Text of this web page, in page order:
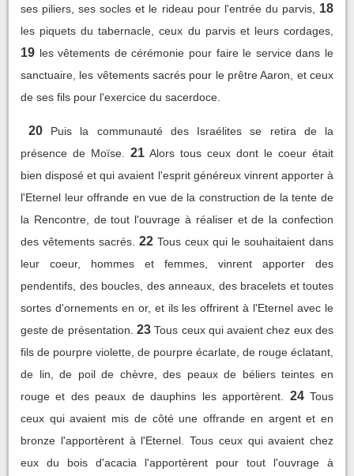
ses piliers, ses socles et le rideau pour l'entrée du parvis,
18
les piquets du tabernacle, ceux du parvis et leurs cordages,
19 les vêtements de cérémonie pour faire le service dans le
sanctuaire, les vêtements sacrés pour le prêtre Aaron, et ceux
de ses fils pour l'exercice du sacerdoce.
20
Puis la communauté des Israélites se retira de la
présence de Moïse.
21 Alors tous ceux dont le coeur était
bien disposé et qui avaient l'esprit généreux vinrent apporter à
l'Eternel leur offrande en vue de la construction de la tente de
la Rencontre, de tout l'ouvrage à réaliser et de la confection
des vêtements sacrés. 22 Tous ceux qui le souhaitaient dans
leur coeur, hommes et femmes, vinrent apporter des
pendentifs, des boucles, des anneaux, des bracelets et toutes
sortes d'ornements en or, et ils les offrirent à l'Eternel avec le
geste de présentation. 23 Tous ceux qui avaient chez eux des
fils de pourpre violette, de pourpre écarlate, de rouge éclatant,
de lin, de poil de chèvre, des peaux de béliers teintes en
rouge et des peaux de dauphins les apportèrent.
24 Tous
ceux qui avaient mis de côté une offrande en argent et en
bronze l'apportèrent à l'Eternel. Tous ceux qui avaient chez
eux du bois d'acacia l'apportèrent pour tout l'ouvrage à